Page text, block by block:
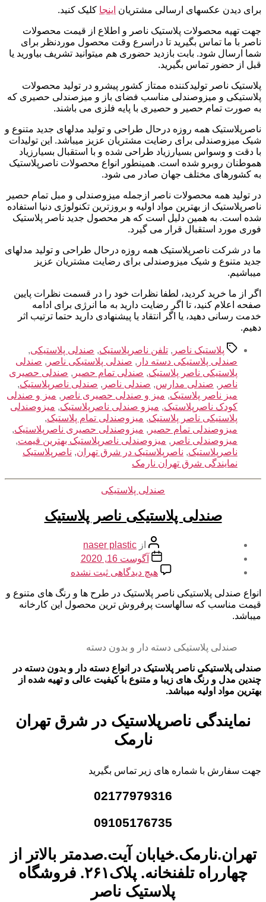
برای دیدن عکسهای ارسالی مشتریان اینجا کلیک کنید.
جهت تهیه محصولات پلاستیک ناصر و اطلاع از قیمت محصولات
ناصر با ما تماس بگیرید تا دراسرع وقت محصول موردنظر برای
شما ارسال شود. بابت بازدید حضوری هم میتوانید تشریف بیاورید یا
قبل از حضور تماس بگیرید.
پلاستیک ناصر تولیدکننده ممتاز کشور پیشرو در تولید محصولات
پلاستیکی و میزوصندلی مناسب فضای باز و میزصندلی حصیری که
به صورت تمام حصیر و حصیری با پایه فلزی می باشند.
ناصرپلاستیک همه روزه درحال طراحی و تولید مدلهای جدید متنوع و
شیک میزوصندلی برای رضایت مشتریان عزیز میباشد. این تولیدات
با دقت و وسواس بسیارزیاد طراحی شده و با استقبال بسیارزیاد
هموطنان روبرو شده است. همینطور انواع محصولات ناصرپلاستیک
به کشورهای مختلف جهان صادر می شود.
در تولید همه محصولات ناصر ازجمله میزوصندلی و مبل تمام حصیر
ناصرپلاستیک از بهترین مواد اولیه و بروزترین تکنولوژی دنیا استفاده
شده است. به همین دلیل است که هر محصول جدید ناصر پلاستیک
فوری مورد استقبال قرار می گیرد.
ما در شرکت ناصرپلاستیک همه روزه درحال طراحی و تولید مدلهای
جدید متنوع و شیک میزوصندلی برای رضایت مشتریان عزیز
میباشیم.
اگر از ما خرید کردید، لطفا نظرات خود را در قسمت نظرات پایین
صفحه اعلام کنید، تا اگر رضایت دارید به ما انرژی برای ادامه
خدمت رسانی دهید، یا اگر انتقاد یا پیشنهادی دارید حتما ترتیب اثر
دهیم.
برچسب‌ها
پلاستیک ناصر , تلفن ناصرپلاستیک, صندلی پلاستیکی,
صندلی پلاستیکی دسته دار , صندلی پلاستیکی ناصر , صندلی
پلاستیکی ناصر پلاستیک, صندلی تمام حصیر , صندلی حصیری
ناصر , صندلی مدارس, صندلی ناصر , صندلی ناصرپلاستیک,
میز ناصر پلاستیک, میز و صندلی حصیری ناصر , میز و صندلی
کودک ناصرپلاستیک, میزو صندلی ناصرپلاستیک, میزوصندلی
پلاستیکی ناصر پلاستیک, میزوصندلی تمام پلاستیک,
میزوصندلی تمام حصیر , میزوصندلی حصیری ناصرپلاستیک,
میزوصندلی ناصر , میزوصندلی ناصرپلاستیک بهترین قیمت,
ناصرپلاستیک, ناصرپلاستیک در شرق تهران, ناصرپلاستیک
نمایندگی شرق تهران نارمک
دسته‌ها
صندلی پلاستیکی
صندلی پلاستیکی ناصر پلاستیک
نویسنده
نوشته
از naser plastic
تاریخ
نوشته
آگوست 16, 2020
هیچ دیدگاهی برای
پلاستیکی
ناصر
ثبت نشده
انواع صندلی پلاستیکی ناصر پلاستیک در طرح ها و رنگ های متنوع و
قیمت مناسب که سالهاست پرفروش ترین محصول این کارخانه
میباشد.
صندلی پلاستیکی دسته دار و بدون دسته
صندلی پلاستیکی ناصر پلاستیک در انواع دسته دار و بدون دسته در
چندین مدل و رنگ های زیبا و متنوع با کیفیت عالی و تهیه شده از
بهترین مواد اولیه میباشد.
نمایندگی ناصرپلاستیک در شرق تهران
نارمک
جهت سفارش با شماره های زیر تماس بگیرید
02177979316
09105176735
تهران.نارمک.خیابان آیت.صدمتر بالاتر از
چهارراه تلفنخانه. پلاک۲۶۱. فروشگاه
پلاستیک ناصر